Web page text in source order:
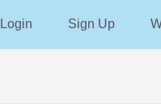
Login Sign Up